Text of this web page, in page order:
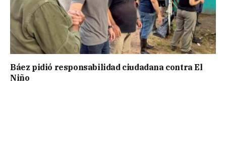
Báez pidió responsabilidad ciudadana contra El
Niño